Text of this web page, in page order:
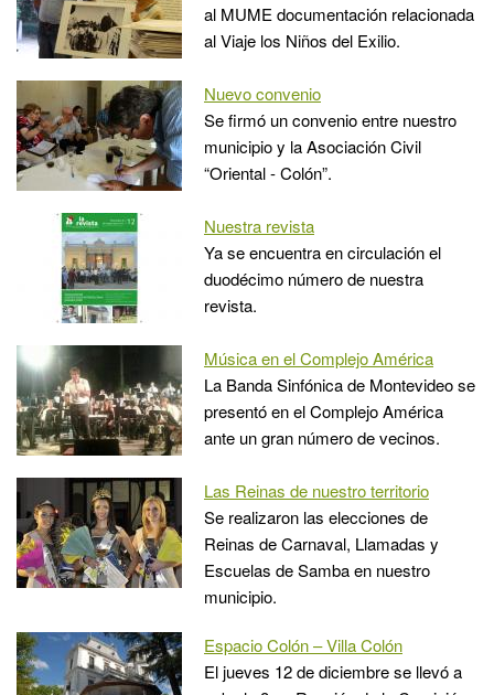
al MUME documentación relacionada
al Viaje los Niños del Exilio.
Nuevo convenio
Se firmó un convenio entre nuestro
municipio y la Asociación Civil
“Oriental - Colón”.
Nuestra revista
Ya se encuentra en circulación el
duodécimo número de nuestra
revista.
Música en el Complejo América
La Banda Sinfónica de Montevideo se
presentó en el Complejo América
ante un gran número de vecinos.
Las Reinas de nuestro territorio
Se realizaron las elecciones de
Reinas de Carnaval, Llamadas y
Escuelas de Samba en nuestro
municipio.
Espacio Colón – Villa Colón
El jueves 12 de diciembre se llevó a